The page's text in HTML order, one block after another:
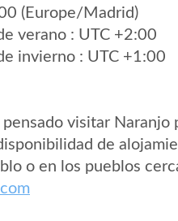
(Europe/Madrid)
verano : UTC +2:00
invierno : UTC +1:00
visitar Naranjo
de
o en los pueblos